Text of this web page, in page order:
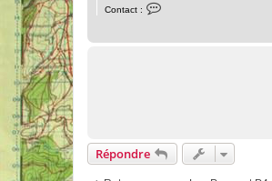
Contact :
-
f
r
Répondre